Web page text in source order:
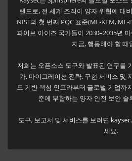
랜드로, 전 세계 조직이 양자 위협에 대
NIST의 첫 번째 PQC 표준(ML-KEM, ML-
파이브 아이즈 국가들이 2030–2035년
지금, 행동해야 할 때
저희는 오픈소스 도구와 발표된 연구를
가, 마이그레이션 전략, 구현 서비스 및
드 기반 핵심 인프라부터 글로벌 기업까
준에 부합하는 양자 안전 보안
도구, 보고서 및 서비스를 보려면
세요.